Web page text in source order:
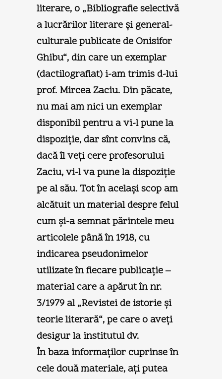
literare, o „Bibliografie selectivă
a lucrărilor literare şi general-
culturale publicate de Onisifor
Ghibu“, din care un exemplar
(dactilografiat) i-am trimis d-lui
prof. Mircea Zaciu. Din păcate,
nu mai am nici un exemplar
disponibil pentru a vi-l pune la
dispoziţie, dar sînt convins că,
dacă îl veţi cere profesorului
Zaciu, vi-l va pune la dispoziţie
pe al său. Tot în acelaşi scop am
alcătuit un material despre felul
cum şi-a semnat părintele meu
articolele până în 1918, cu
indicarea pseudonimelor
utilizate în fiecare publicaţie –
material care a apărut în nr.
3/1979 al „Revistei de istorie şi
teorie literară“, pe care o aveţi
desigur la institutul dv.
În baza informaţilor cuprinse în
cele două materiale, aţi putea